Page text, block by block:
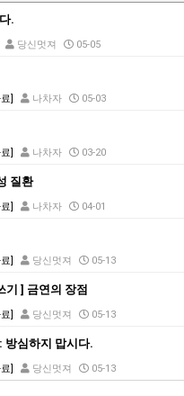
.
당신멋져 05-05
] 나차자 05-03
] 나차자 03-20
질환
] 나차자 04-01
] 당신멋져 05-13
기 ] 금연의 장점
] 당신멋져 05-13
방심하지 맙시다.
] 당신멋져 05-13